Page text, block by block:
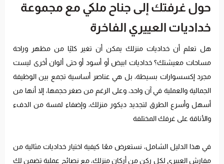
حول غرفتك إلى جناح ملكي مع مجموعة
خداديات العييري الفاخرة
هل تعلم أن خداديات منزلك يمكن أن تغير كليًا من مظهر وراحة
مساحات معيشتك؟ خداديات ابيض أو أسود أو حتى ألوان أخرى ليست
مجرد إكسسوارات بسيطة، بل هي عناصر أساسية تجمع بين الوظيفة
الجمالية والعملية في آن واحد، وعلى الرغم من صغر حجمها، إلا أنها من
أسهل وأسرع الطرق لتجديد ديكور منزلك، وإضفاء لمسة من الدفء
والأناقة على غرفك المختلفة
في هذا الدليل الشامل، نستعرض معًا كيفية اختيار خداديات مثالية من
مفارش العييري لكل ركن من أركان منزلك، مع نصائح عملية تضمن لك